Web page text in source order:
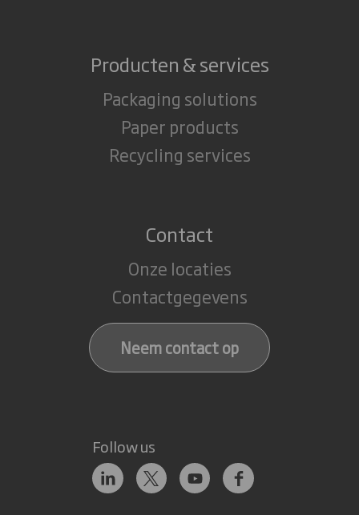
Producten & services
Packaging solutions
Paper products
Recycling services
Contact
Onze locaties
Contactgegevens
Neem contact op
Follow us